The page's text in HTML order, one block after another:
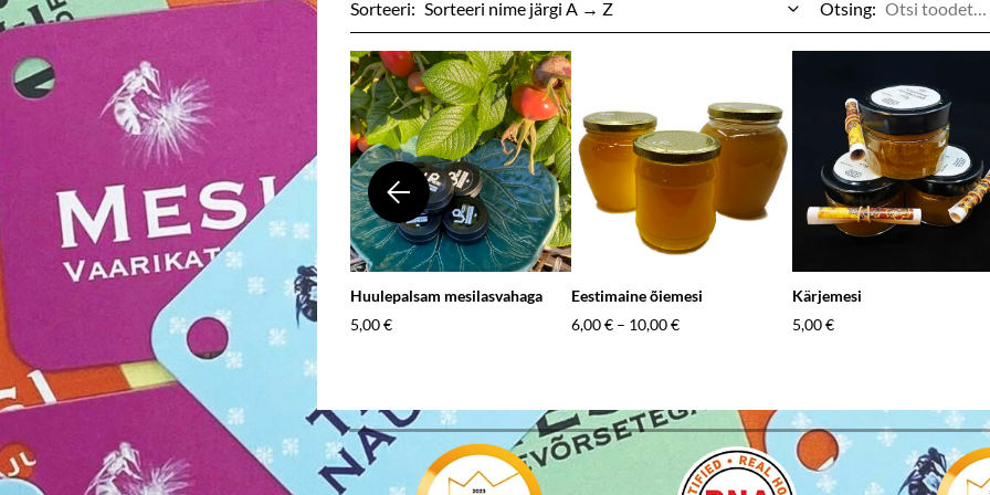
Sorteeri: Otsing:
Huulepalsam mesilasvahaga
5,00 €
Eestimaine õiemesi
6,00 € – 10,00 €
Kärjemesi
5,00 €